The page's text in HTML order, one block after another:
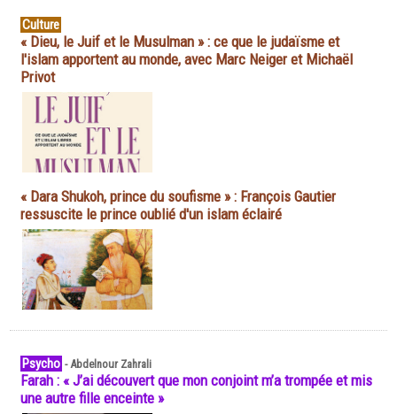
Culture
« Dieu, le Juif et le Musulman » : ce que le judaïsme et
l'islam apportent au monde, avec Marc Neiger et Michaël
Privot
« Dara Shukoh, prince du soufisme » : François Gautier
ressuscite le prince oublié d'un islam éclairé
Psycho -Abdelnour Zahrali
Farah : « J’ai découvert que mon conjoint m’a trompée et mis
une autre fille enceinte »